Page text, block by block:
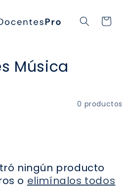
Carrito
Música
0 productos
ningún producto
o elimínalos todos